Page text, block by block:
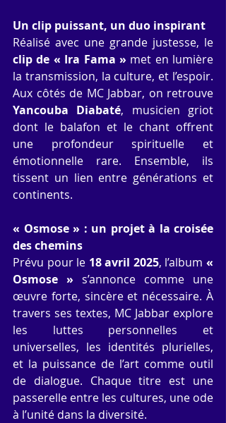
Un clip puissant, un duo inspirant
clip de « Ira Fama » met en lumière
la transmission, la culture, et l’espoir.
Yancouba Diabaté, musicien griot
dont le balafon et le chant offrent
une profondeur spirituelle et
émotionnelle rare. Ensemble, ils
tissent un lien entre générations et
continents.
« Osmose » : un projet à la croisée
des chemins
Prévu pour le 18 avril 2025, l’album «
Osmose » s’annonce comme une
œuvre forte, sincère et nécessaire. À
travers ses textes, MC Jabbar explore
les luttes personnelles et
universelles, les identités plurielles,
et la puissance de l’art comme outil
de dialogue. Chaque titre est une
passerelle entre les cultures, une ode
à l’unité dans la diversité.